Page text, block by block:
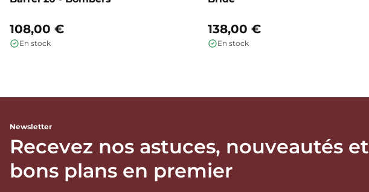
108,00 €
En stock
138,00 €
En stock
Newsletter
Recevez nos astuces, nouveautés et
bons plans en premier